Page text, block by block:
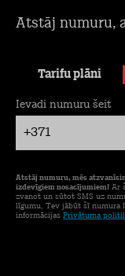
Atstāj numuru,
Tarifu plāni
+371
Ievadi numuru šeit
Atstāj numuru, mēs
izdevīgiem nosacījumiem! Ar
zvanot un sūtot SMS uz
līgumu, Tev jābūt šī numura
informācijas Privātuma